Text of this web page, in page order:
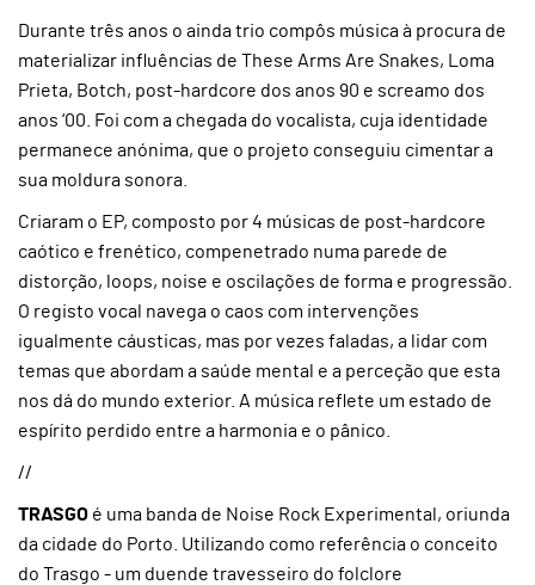
Durante três anos o ainda trio compôs música à procura de
materializar influências de These Arms Are Snakes, Loma
Prieta, Botch, post-hardcore dos anos 90 e screamo dos
anos ‘00. Foi com a chegada do vocalista, cuja identidade
permanece anónima, que o projeto conseguiu cimentar a
sua moldura sonora.
Criaram o EP, composto por 4 músicas de post-hardcore
caótico e frenético, compenetrado numa parede de
distorção, loops, noise e oscilações de forma e progressão.
O registo vocal navega o caos com intervenções
igualmente cáusticas, mas por vezes faladas, a lidar com
temas que abordam a saúde mental e a perceção que esta
nos dá do mundo exterior. A música reflete um estado de
espírito perdido entre a harmonia e o pânico.
//
TRASGO é uma banda de Noise Rock Experimental, oriunda
da cidade do Porto. Utilizando como referência o conceito
do Trasgo - um duende travesseiro do folclore